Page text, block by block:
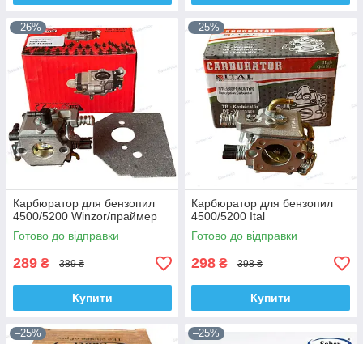
–26%
Карбюратор для бензопил
4500/5200 Winzor/праймер
Готово до відправки
289 ₴ 389 ₴
Купити
–25%
Карбюратор для бензопил
4500/5200 Ital
Готово до відправки
298 ₴ 398 ₴
Купити
–25% –25%